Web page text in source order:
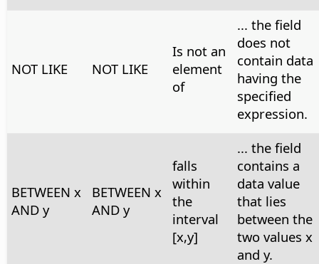
NOT LIKE NOT LIKE
Is not an
element
of
... the field
does not
contain data
having the
specified
expression.
BETWEEN x
AND y
BETWEEN x
AND y
falls
within
the
interval
[x,y]
... the field
contains a
data value
that lies
between the
two values x
and y.